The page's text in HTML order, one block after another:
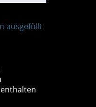
ausgefüllt